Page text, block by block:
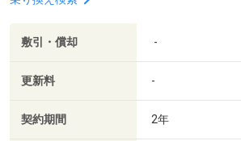
敷引・償却 -
更新料 -
契約期間 2年